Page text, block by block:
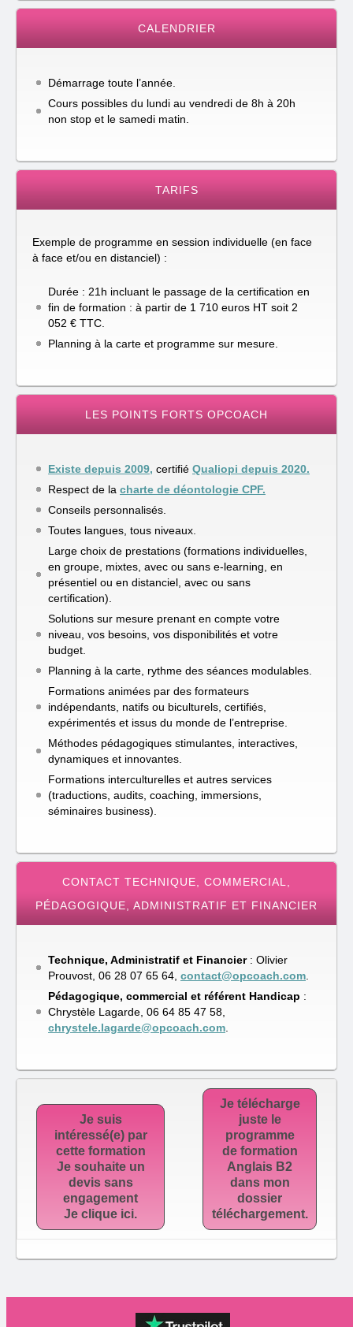
CALENDRIER
Démarrage toute l’année.
Cours possibles du lundi au vendredi de 8h à 20h
non stop et le samedi matin.
TARIFS
Exemple de programme en session individuelle (en face
à face et/ou en distanciel) :
Durée : 21h incluant le passage de la certification en
fin de formation : à partir de 1 710 euros HT soit 2
052 € TTC.
Planning à la carte et programme sur mesure.
LES POINTS FORTS OPCOACH
Existe depuis 2009, certifié Qualiopi depuis 2020.
Respect de la charte de déontologie CPF.
Conseils personnalisés.
Toutes langues, tous niveaux.
Large choix de prestations (formations individuelles,
en groupe, mixtes, avec ou sans e-learning, en
présentiel ou en distanciel, avec ou sans
certification).
Solutions sur mesure prenant en compte votre
niveau, vos besoins, vos disponibilités et votre
budget.
Planning à la carte, rythme des séances modulables.
Formations animées par des formateurs
indépendants, natifs ou biculturels, certifiés,
expérimentés et issus du monde de l’entreprise.
Méthodes pédagogiques stimulantes, interactives,
dynamiques et innovantes.
Formations interculturelles et autres services
(traductions, audits, coaching, immersions,
séminaires business).
CONTACT TECHNIQUE, COMMERCIAL,
PÉDAGOGIQUE, ADMINISTRATIF ET FINANCIER
Technique, Administratif et Financier: Olivier
Prouvost, 06 28 07 65 64, contact@opcoach.com
Pédagogique, commercial et référent Handicap :
Chrystèle Lagarde, ‭06 64 85 47 58‬,
chrystele.lagarde@opcoach.com
Je suis
intéressé(e) par
cette formation
Je souhaite un
devis sans
engagement
Je clique ici.
Je télécharge
juste le
programme
de formation
Anglais B2
dans mon
dossier
téléchargement.